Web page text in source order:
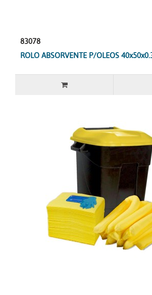
83078
ROLO ABSORVENTE P/OLEOS